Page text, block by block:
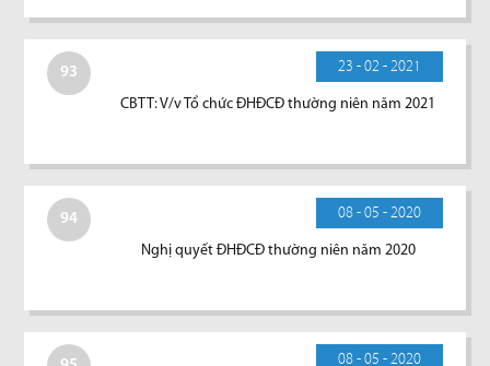
93 23 - 02 - 2021
CBTT: V/v Tổ chức ĐHĐCĐ thường niên năm 2021
94 08 - 05 - 2020
Nghị quyết ĐHĐCĐ thường niên năm 2020
08 - 05 - 2020